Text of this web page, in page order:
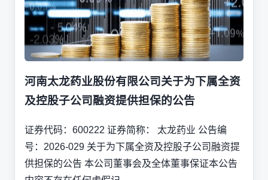
河南太龙药业股份有限公司关于为下属全资
及控股子公司融资提供担保的公告
证券代码：600222 证券简称： 太龙药业 公告编
号：2026-029 关于为下属全资及控股子公司融资提
供担保的公告 本公司董事会及全体董事保证本公告